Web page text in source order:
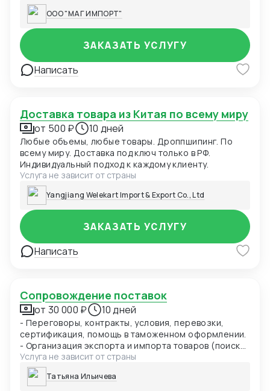
ООО "МАГ ИМПОРТ"
Написать
ЗАКАЗАТЬ УСЛУГУ
Доставка товара из Китая по всему миру
от 500 ₽ 10 дней
Любые объемы, любые товары. Дроппшипинг. По
всему миру. Доставка под ключ только в РФ.
Индивидуальный подход к каждому клиенту.
Услуга не зависит от страны
Yangjiang Welekart Import & Export Co., Ltd
Написать
ЗАКАЗАТЬ УСЛУГУ
Сопровождение поставок
от 30 000 ₽ 10 дней
- Переговоры, контракты, условия, перевозки,
сертификация, помощь в таможенном оформлении.
- Организация экспорта и импорта товаров (поиск
перевозчиков, просчет с/с, выгодных маршрутов и
тарифов, подготовка отгрузочных документов,
работа с брокером). - Заключение договоров с
Услуга не зависит от страны
Татьяна Ильичева